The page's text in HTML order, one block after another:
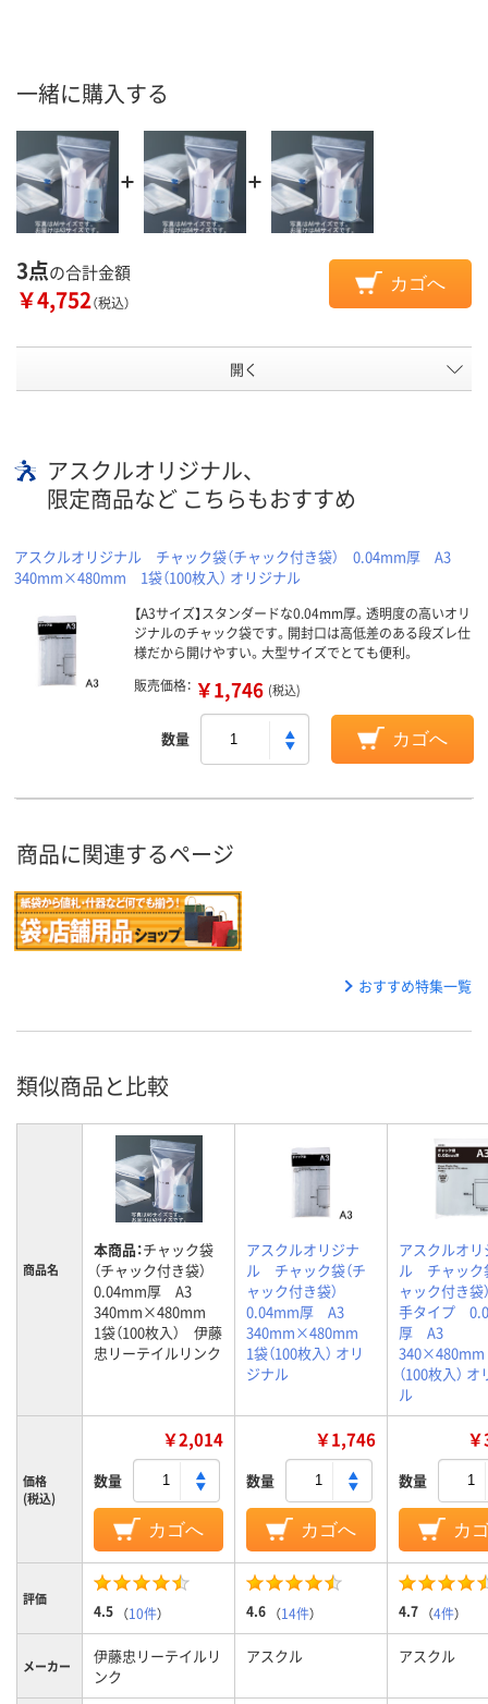
一緒に購入する
3点の合計金額
￥4,752（税込）
カゴへ
開く
アスクルオリジナル、
限定商品など こちらもおすすめ
アスクルオリジナル チャック袋（チャック付き袋） 0.04mm厚 A3
340mm×480mm 1袋（100枚入） オリジナル
【A3サイズ】スタンダードな0.04mm厚。透明度の高いオリ
ジナルのチャック袋です。開封口は高低差のある段ズレ仕
様だから開けやすい。大型サイズでとても便利。
販売価格： ￥1,746 (税込)
数量 カゴへ
商品に関連するページ
おすすめ特集一覧
類似商品と比較
商品名
本商品：チャック袋
（チャック付き袋）
0.04mm厚 A3
340mm×480mm
1袋（100枚入） 伊藤
忠リーテイルリンク
アスクルオリジナ
ル チャック袋（チ
ャック付き袋）
0.04mm厚 A3
340mm×480mm
1袋（100枚入） オリ
ジナル
アスクルオリ
ル チャック
ャック付き
手タイプ
厚 A3
（100枚入）
ル
価格
(税込)
￥2,014
数量
カゴへ
￥1,746
数量
カゴへ
数量
カ
評価
4.5 （10件） 4.6 （14件） 4.7 （4件）
メーカー
伊藤忠リーテイルリ
ンク
アスクル アスクル